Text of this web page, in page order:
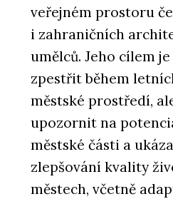
veřejném prostoru
i zahraničních
umělců. Jeho cílem
zpestřit během
městské prostředí,
upozornit na
městské části a
zlepšování kvality
městech, včetně